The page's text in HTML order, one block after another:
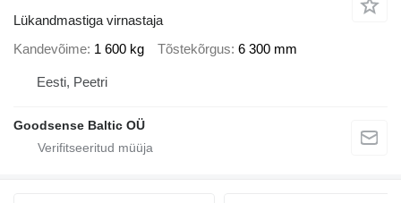
Lükandmastiga virnastaja
Kandevõime 1 600 kg Tõstekõrgus 6 300 mm
Eesti, Peetri
Goodsense Baltic OÜ